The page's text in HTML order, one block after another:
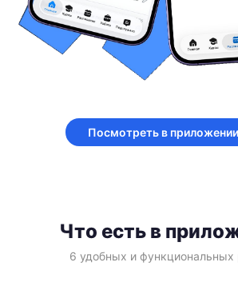
Посмотреть в приложении
Что есть в
6 удобных и функциональных